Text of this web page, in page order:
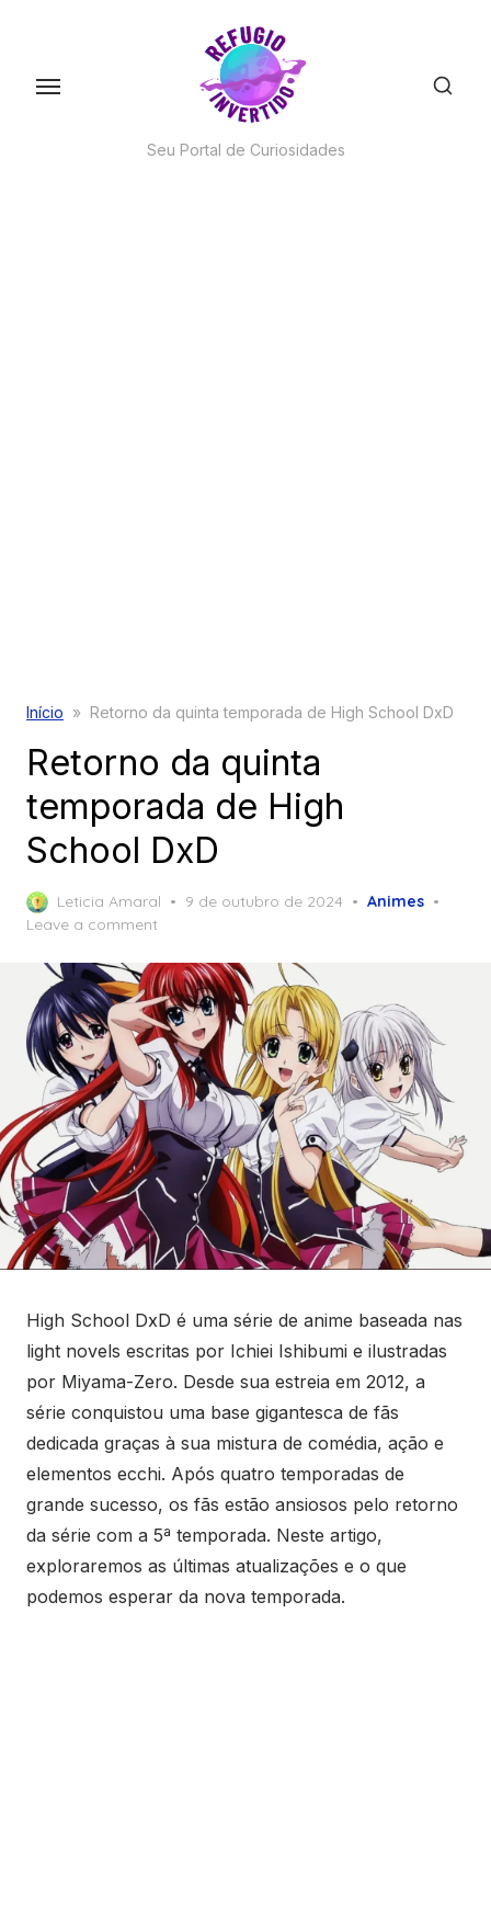
Seu Portal de Curiosidades
Início » Retorno da quinta temporada de High School DxD
Retorno da quinta
temporada de High
School DxD
Leticia Amaral
Posted
9 de outubro de 2024
Animes
Leave a comment
High School DxD é uma série de anime baseada nas
light novels escritas por Ichiei Ishibumi e ilustradas
por Miyama-Zero. Desde sua estreia em 2012, a
série conquistou uma base gigantesca de fãs
dedicada graças à sua mistura de comédia, ação e
elementos ecchi. Após quatro temporadas de
grande sucesso, os fãs estão ansiosos pelo retorno
da série com a 5ª temporada. Neste artigo,
exploraremos as últimas atualizações e o que
podemos esperar da nova temporada.